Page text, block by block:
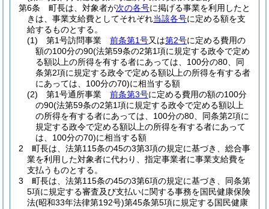
第6条
町長は、対象者が次の各号に掲げる事業を利用したと
きは、事業支給費としてそれぞれ当該各号に定める額を支
給するものとする。
(1)
第1号訪問事業 前条第1号又は第2号に定める費用の
額の100分の90(法第59条の2第1項に規定する政令で定め
る額以上の所得を有する者にあっては、100分の80、同
条第2項に規定する政令で定める額以上の所得を有する者
にあっては、100分の70)に相当する額
(2)
第1号通所事業 前条第3号に定める費用の額の100分
の90(法第59条の2第1項に規定する政令で定める額以上
の所得を有する者にあっては、100分の80、同条第2項に
規定する政令で定める額以上の所得を有する者にあって
は、100分の70)に相当する額
2
町長は、法第115条の45の3第3項の規定に基づき、総合事
業を利用した対象者に代わり、指定事業者に事業支給費を
支払うものとする。
3
町長は、法第115条の45の3第6項の規定に基づき、同条第
5項に規定する審査及び支払いに関する事務を国民健康保険
法(昭和33年法律第192号)第45条第5項に規定する国民健康